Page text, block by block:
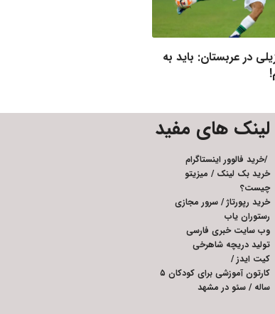
در عربستان: باید به
لینک های مفید
/خرید فالوور اینستاگرام
خرید بک لینک / میزیتو
چیست؟
خرید رپورتاژ/ سرور مجازی
رستوران یاب
وب سایت خبری فارسی
تولید دریچه شاهرخی
کیت ایدز/
کارتون آموزشی برای کودکان ۵
ساله / سئو در مشهد